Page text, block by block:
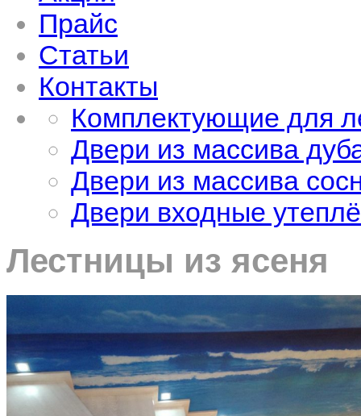
Прайс
Статьи
Контакты
Комплектующие для
Двери из массива
Двери из массива
Двери входные
Лестницы из ясеня